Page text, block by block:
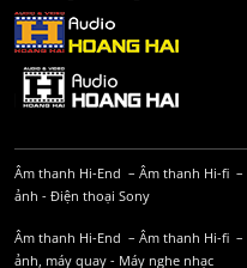
Âm thanh Hi-End – Âm thanh Hi-fi –
ảnh - Điện thoại Sony
Âm thanh Hi-End – Âm thanh Hi-fi –
ảnh, máy quay - Máy nghe nhạc